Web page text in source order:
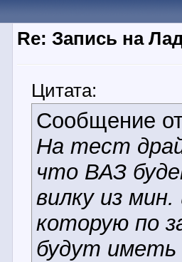
Re: Запись на
Цитата:
Сообщение
На тест
что ВАЗ
вилку из
которую по
будут